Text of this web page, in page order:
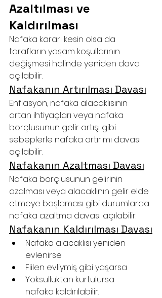
Azaltılması ve
Kaldırılması
Nafaka kararı kesin olsa da
tarafların yaşam koşullarının
değişmesi halinde yeniden dava
açılabilir.
Nafakanın Artırılması Davası
Enflasyon, nafaka alacaklısının
artan ihtiyaçları veya nafaka
borçlusunun gelir artışı gibi
sebeplerle nafaka artırımı davası
açılabilir.
Nafakanın Azaltması Davası
Nafaka borçlusunun gelirinin
azalması veya alacaklının gelir elde
etmeye başlaması gibi durumlarda
nafaka azaltma davası açılabilir.
Nafakanın Kaldırılması Davası
Nafaka alacaklısı yeniden
evlenirse
Fiilen evliymiş gibi yaşarsa
Yoksulluktan kurtulursa
nafaka kaldırılabilir.